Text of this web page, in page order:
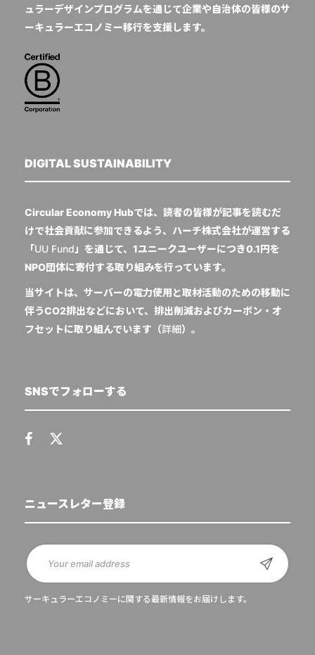
ュラーデザインプログラムを通じて企業や自治体の皆様のサ
ーキュラーエコノミー移行を支援します。
DIGITAL SUSTAINABILITY
Circular Economy Hubでは、読者の皆様が記事を読むだ
けで社会貢献に参加できるよう、ハーチ株式会社が運営する
「UU Fund 」を通じて、1ユニークユーザーにつき0.1円を
NPO団体に寄付する取り組みを行っています。
当サイトは、サーバーの電力使用と取材活動のための移動に
伴うCO2排出などにおいて、排出削減およびカーボン・オ
フセットに取り組んでいます（詳細）。
SNSでフォローする
ニュースレター登録
サーキュラーエコノミーに関する最新情報をお届けします。